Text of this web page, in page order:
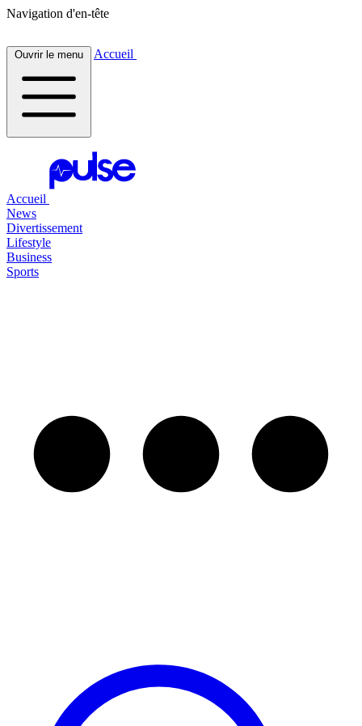
Navigation d'en-tête
Ouvrir le menu Accueil
Accueil
News
Divertissement
Lifestyle
Business
Sports